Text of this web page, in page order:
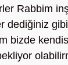
Rabbim
dediğiniz
bizde